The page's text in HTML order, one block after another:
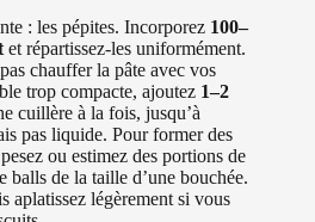
: les pépites. Incorporez 100–
et répartissez-les uniformément.
chauffer la pâte avec vos
trop compacte, ajoutez 1–2
cuillère à la fois, jusqu’à
pas liquide. Pour former des
ou estimez des portions de
balls de la taille d’une bouchée.
aplatissez légèrement si vous